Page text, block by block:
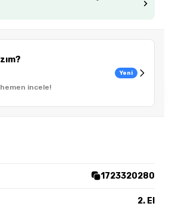
hemen incele!
Yeni
1723320280
2. El